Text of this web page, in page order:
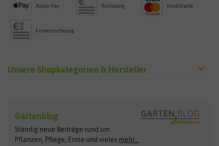
Apple Pay Rechnung Kreditkarte
Firmenrechnung
Unsere Shopkategorien & Hersteller
Exotische Samen
Gemüsesamen
Gründünger
Arche Noah
ASB Greenworld
Clever Pots
COMPO
Gartenblog
Ständig neue Beiträge rund um
Pflanzen, Pflege, Ernte und vieles mehr...